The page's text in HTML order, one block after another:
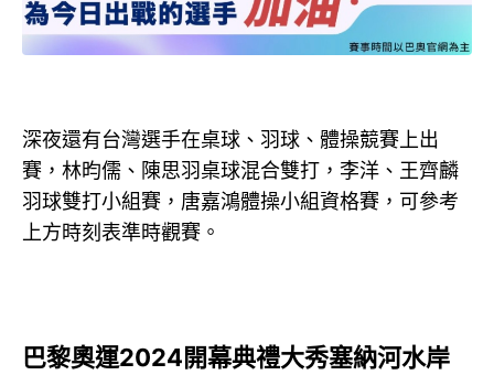
深夜還有台灣選手在桌球、羽球、體操競賽上出
賽，林昀儒、陳思羽桌球混合雙打，李洋、王齊麟
羽球雙打小組賽，唐嘉鴻體操小組資格賽，可參考
上方時刻表準時觀賽。
巴黎奧運2024開幕典禮大秀塞納河水岸